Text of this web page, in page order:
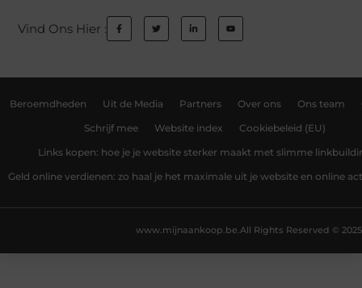
Vind Ons Hier :
Beroemdheden Uit de Media Partners Over ons Ons team
Schrijf mee Website index Cookiebeleid (EU)
Links kopen: hoe je je website sterker maakt met slimme
Geld online verdienen: zo haal je het maximale uit je website en online
All Rights Reserved © 2025
www.mijnaankoop.be.